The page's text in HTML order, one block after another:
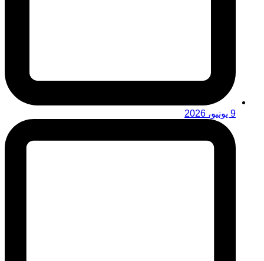
9 يونيو، 2026